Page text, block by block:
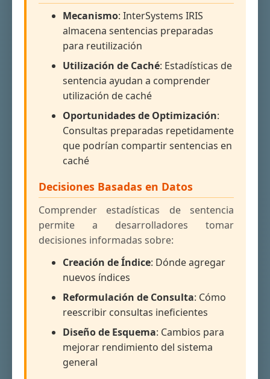
Mecanismo: InterSystems IRIS
almacena sentencias preparadas
para reutilización
Utilización de Caché: Estadísticas de
sentencia ayudan a comprender
utilización de caché
Oportunidades de Optimización:
Consultas preparadas repetidamente
que podrían compartir sentencias en
caché
Decisiones Basadas en Datos
Comprender estadísticas de sentencia
permite a desarrolladores tomar
decisiones informadas sobre:
Creación de Índice: Dónde agregar
nuevos índices
Reformulación de Consulta: Cómo
reescribir consultas ineficientes
Diseño de Esquema: Cambios para
mejorar rendimiento del sistema
general